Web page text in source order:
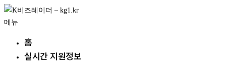
내
용
메뉴
홈
실시간 지원정보